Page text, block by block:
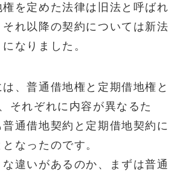
を定めた法律は 旧法 と呼ばれ
れ以降の契約については新法
なりました。
、普通借地権と定期借地権と
それぞれに内容が異なるた
通借地契約と定期借地契約に
なったのです。
違いがあるのか、まずは普通